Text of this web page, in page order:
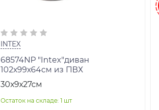
INTEX
68574NP "Intex"диван
102х99х64см из ПВХ
30х9х27см
Остаток на складе: 1 шт